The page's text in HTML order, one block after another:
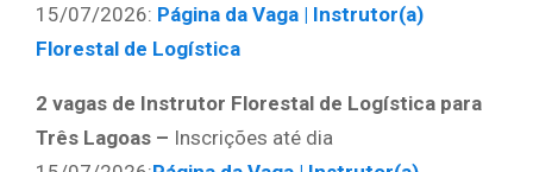
15/07/2026: Página da Vaga | Instrutor(a)
Florestal de Logística
2 vagas de Instrutor Florestal de Logística para
Três Lagoas – Inscrições até dia